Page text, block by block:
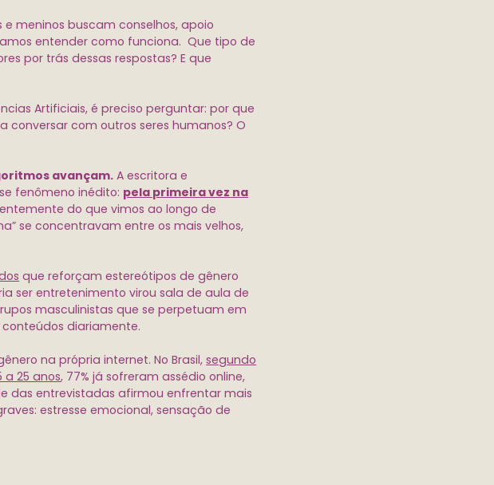
meninos buscam conselhos, apoio
entender como funciona. Que tipo de
por trás dessas respostas? E que
Artificiais, é preciso perguntar: por que
com outros seres humanos? O
avançam. A escritora e
fenômeno inédito: pela primeira vez na
do que vimos ao longo de
se concentravam entre os mais velhos,
que reforçam estereótipos de gênero
ser entretenimento virou sala de aula de
masculinistas que se perpetuam em
diariamente.
na própria internet. No Brasil,segundo
a 25 anos, 77% já sofreram assédio online,
das entrevistadas afirmou enfrentar mais
estresse emocional, sensação de